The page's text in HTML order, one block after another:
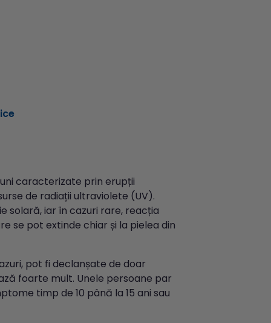
caracterizate prin erupții
de radiații ultraviolete (UV).
iar în cazuri rare, reacția
se pot extinde chiar și la pielea din
pot fi declanșate de doar
foarte mult. Unele persoane par
timp de 10 până la 15 ani sau